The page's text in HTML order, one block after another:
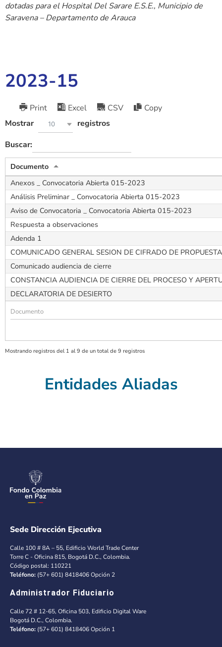
dotadas para el Hospital Del Sarare E.S.E., Municipio de
Saravena – Departamento de Arauca
2023-15
Print Excel CSV
Copy
Mostrar
10
registros
Buscar:
Documento
Anexos _ Convocatoria Abierta 015-2023
Análisis Preliminar _ Convocatoria Abierta 015-2023
Aviso de Convocatoria _ Convocatoria Abierta 015-2023
Respuesta a observaciones
Adenda 1
COMUNICADO GENERAL SESION DE CIFRADO DE
Comunicado audiencia de cierre
CONSTANCIA AUDIENCIA DE CIERRE DEL PROCESO Y
DECLARATORIA DE DESIERTO
Mostrando registros del 1 al 9 de un total de 9 registros
Entidades Aliadas
Sede Dirección Ejecutiva
Calle 100 # 8A – 55, Edificio World Trade Center
Torre C - Oficina 815, Bogotá D.C., Colombia.
Código postal: 110221
Teléfono: (57+ 601) 8418406 Opción 2
Administrador Fiduciario
Calle 72 # 12-65, Oficina 503, Edificio Digital Ware
Bogotá D.C., Colombia.
Teléfono: (57+ 601) 8418406 Opción 1